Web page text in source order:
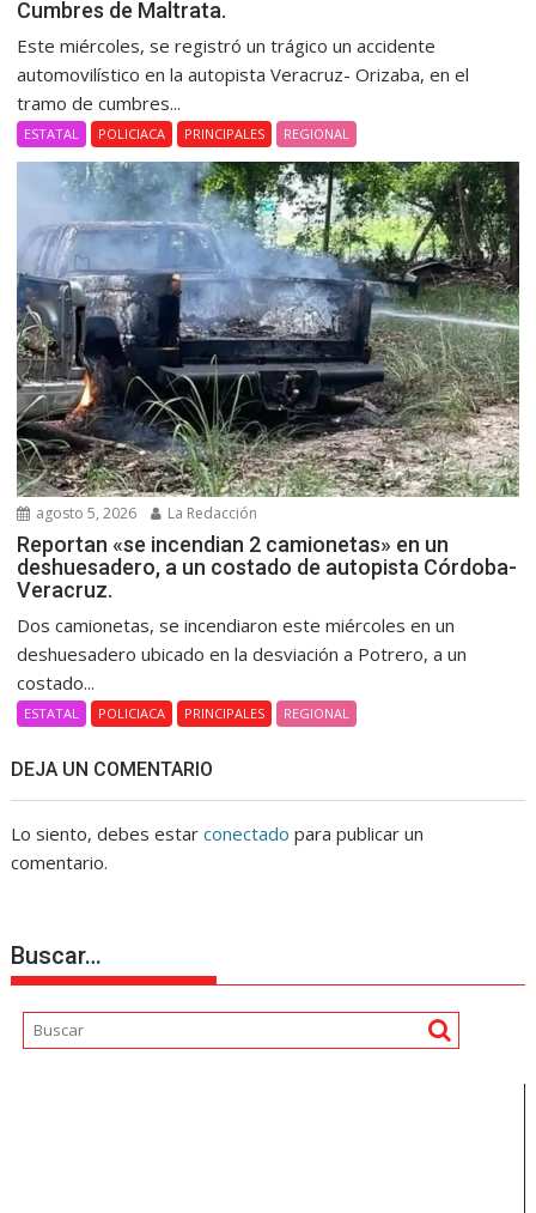
Cumbres de Maltrata.
Este miércoles, se registró un trágico un accidente
automovilístico en la autopista Veracruz- Orizaba, en el
tramo de cumbres...
ESTATAL POLICIACA PRINCIPALES REGIONAL
agosto 5, 2026 La Redacción
Reportan «se incendian 2 camionetas» en un
deshuesadero, a un costado de autopista Córdoba-
Veracruz.
Dos camionetas, se incendiaron este miércoles en un
deshuesadero ubicado en la desviación a Potrero, a un
costado...
ESTATAL POLICIACA PRINCIPALES REGIONAL
DEJA UN COMENTARIO
Lo siento, debes estarconectado para publicar un
comentario.
Buscar…